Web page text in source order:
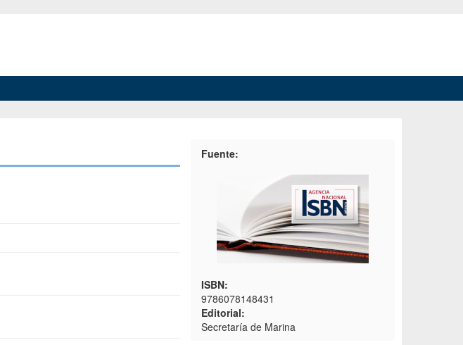
Fuente:
ISBN:
9786078148431
Editorial:
Secretaría de Marina